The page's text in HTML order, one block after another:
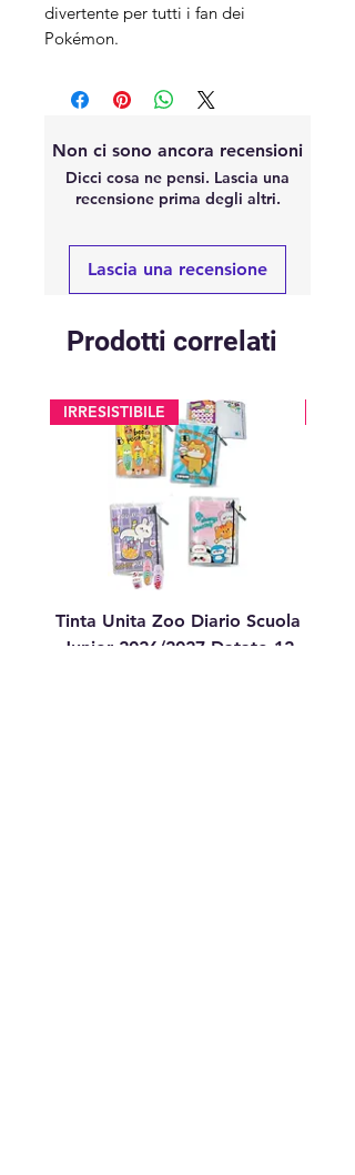
divertente per tutti i fan dei
Pokémon.
Non ci sono ancora recensioni
Dicci cosa ne pensi. Lascia una
recensione prima degli altri.
Lascia una recensione
Prodotti correlati
IRRESISTIBILE
Tinta Unita Zoo Diario Scuola
Junior 2026/2027 Datato 12